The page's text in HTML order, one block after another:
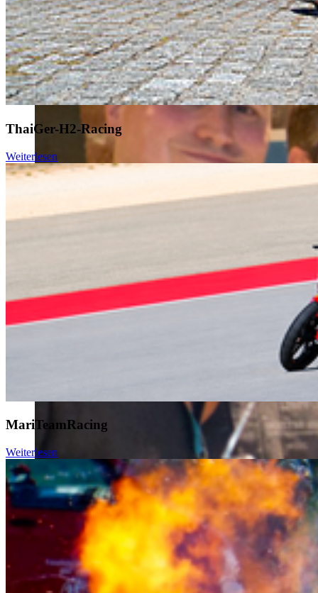
ThaiGer-H2-Racing
Weiterlesen
MariTeamRacing
Weiterlesen